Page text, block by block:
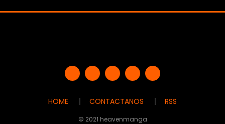
HOME CONTACTANOS RSS
© 2021 heavenmanga